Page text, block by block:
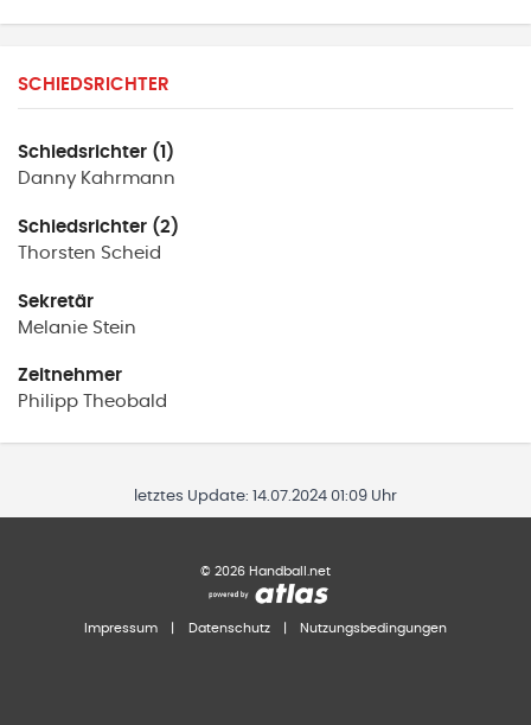
SCHIEDSRICHTER
Schiedsrichter (1)
Danny Kahrmann
Schiedsrichter (2)
Thorsten Scheid
Sekretär
Melanie Stein
Zeitnehmer
Philipp
Theobald
letztes Update: 14.07.2024 01:09 Uhr
© 2026 Handball.net
Impressum Datenschutz Nutzungsbedingungen